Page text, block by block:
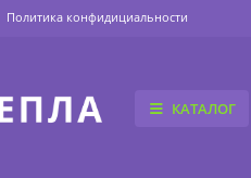
Политика конфидициальности
КАТАЛОГ